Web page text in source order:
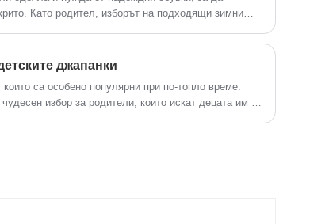
Като родител, изборът на подходящи зимни
опции, но не всички чехли са проектирани с
наистина се нуждаят. Тази статия ще ви насочи към
техните функции, професионални спецификации
които повечето родители имат преди закупуването.
джапанки
са особено популярни при по-топло време.
избор за родители, които искат децата им да